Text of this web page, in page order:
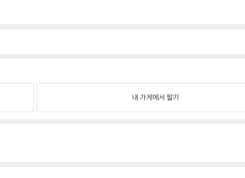
내 가게에서 팔기